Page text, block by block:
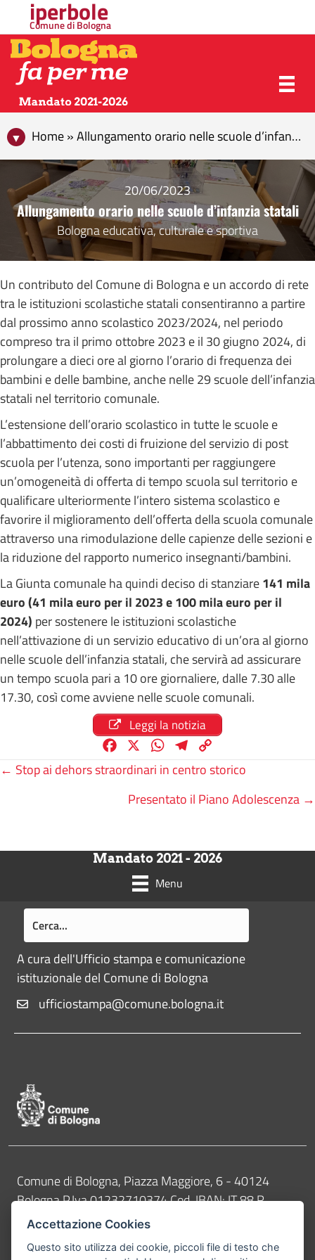
iperbole
Comune di Bologna
Home » Allungamento orario nelle scuole d’infanzia statali
20/06/2023
Allungamento orario nelle scuole d’infanzia statali
Bologna educativa, culturale e sportiva
Un contributo del Comune di Bologna e un accordo di rete
tra le istituzioni scolastiche statali consentiranno a partire
dal prossimo anno scolastico 2023/2024, nel periodo
compreso tra il primo ottobre 2023 e il 30 giugno 2024, di
prolungare a dieci ore al giorno l’orario di frequenza dei
bambini e delle bambine, anche nelle 29 scuole dell’infanzia
statali nel territorio comunale.
L’estensione dell’orario scolastico in tutte le scuole e
l’abbattimento dei costi di fruizione del servizio di post
scuola per l’utenza, sono importanti per raggiungere
un’omogeneità di offerta di tempo scuola sul territorio e
qualificare ulteriormente l’intero sistema scolastico e
favorire il miglioramento dell’offerta della scuola comunale
attraverso una rimodulazione delle capienze delle sezioni e
la riduzione del rapporto numerico insegnanti/bambini.
La Giunta comunale ha quindi deciso di stanziare141 mila
euro (41 mila euro per il 2023 e 100 mila euro per il
2024) per sostenere le istituzioni scolastiche
nell’attivazione di un servizio educativo di un’ora al giorno
nelle scuole dell’infanzia statali, che servirà ad assicurare
un tempo scuola pari a 10 ore giornaliere, dalle 7.30 alle
17.30, così come avviene nelle scuole comunali.
Leggi la notizia
a
o
W
h
t
p
e
e
a
o
y
n
Posts
← Stop ai dehors straordinari in centro storico
Presentato il Piano Adolescenza →
Menu
Mandato 2021 - 2026
A cura dell'Ufficio stampa e comunicazione
istituzionale del Comune di Bologna
ufficiostampa@comune.bologna.it
Contatti
Comune di Bologna, Piazza Maggiore, 6 - 40124
Bologna P.Iva 01232710374 Cod. IBAN: IT 88 R
02008 02435 000020067156
Telefono:051203040
Accettazione Cookies
Questo sito utilizza dei cookie, piccoli file di testo che